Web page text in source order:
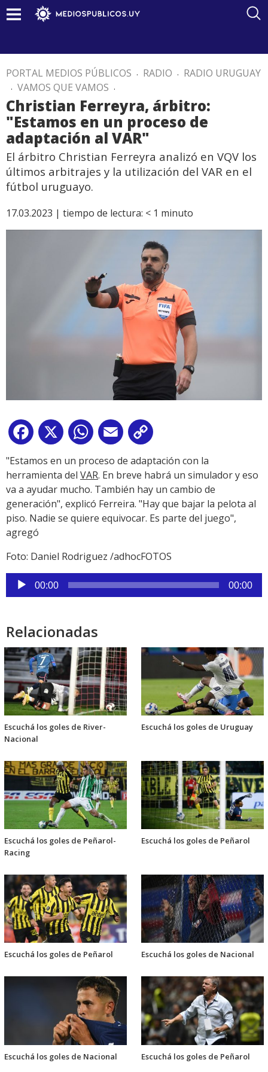
PORTAL MEDIOS PÚBLICOS . RADIO . RADIO URUGUAY
. VAMOS QUE VAMOS .
Christian Ferreyra, árbitro:
"Estamos en un proceso de
adaptación al VAR"
El árbitro Christian Ferreyra analizó en VQV los
últimos arbitrajes y la utilización del VAR en el
fútbol uruguayo.
17.03.2023 | tiempo de lectura: < 1 minuto
Facebook
X WhatsApp
Email
Link
"Estamos en un proceso de adaptación con la
herramienta del VAR. En breve habrá un simulador y eso
va a ayudar mucho. También hay un cambio de
generación", explicó Ferreira. "Hay que bajar la pelota al
piso. Nadie se quiere equivocar. Es parte del juego",
agregó
Foto: Daniel Rodriguez /adhocFOTOS
Reproductor
de
00:00 00:00
Relacionadas
Escuchá los goles de River-
Nacional
Escuchá los goles de Uruguay
Escuchá los goles de Peñarol-
Racing
Escuchá los goles de Peñarol
Escuchá los goles de Peñarol Escuchá los goles de Nacional
Escuchá los goles de Nacional Escuchá los goles de Peñarol